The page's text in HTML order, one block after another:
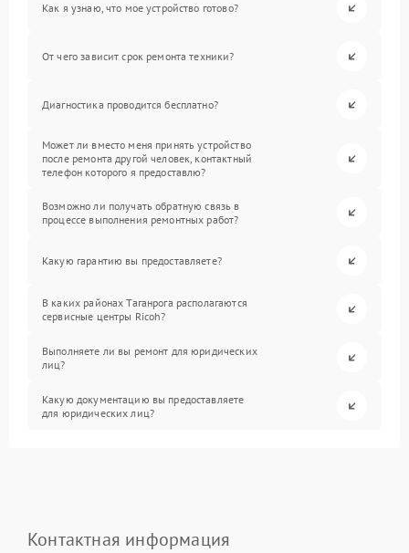
Как я узнаю, что мое устройство готово?
От чего зависит срок ремонта техники?
Диагностика проводится бесплатно?
Может ли вместо меня принять устройство
после ремонта другой человек, контактный
телефон которого я предоставлю?
Возможно ли получать обратную связь в
процессе выполнения ремонтных работ?
Какую гарантию вы предоставляете?
В каких районах Таганрога располагаются
сервисные центры Ricoh?
Выполняете ли вы ремонт для юридических
лиц?
Какую документацию вы предоставляете
для юридических лиц?
Контактная информация